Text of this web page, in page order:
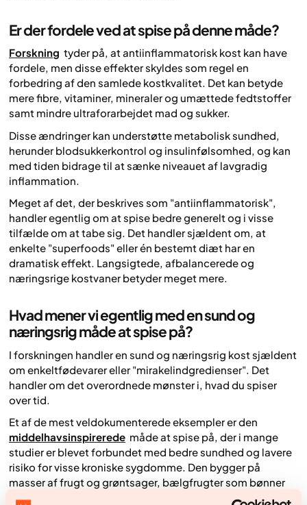
Er der fordele ved at spise på denne måde?
Forskning tyder på, at antiinflammatorisk kost kan have
fordele, men disse effekter skyldes som regel en
forbedring af den samlede kostkvalitet. Det kan betyde
mere fibre, vitaminer, mineraler og umættede fedtstoffer
samt mindre ultraforarbejdet mad og sukker.
Disse ændringer kan understøtte metabolisk sundhed,
herunder blodsukkerkontrol og insulinfølsomhed, og kan
med tiden bidrage til at sænke niveauet af lavgradig
inflammation.
Meget af det, der beskrives som "antiinflammatorisk",
handler egentlig om at spise bedre generelt og i visse
tilfælde om at tabe sig. Det handler sjældent om, at
enkelte "superfoods" eller én bestemt diæt har en
dramatisk effekt. Langsigtede, afbalancerede og
næringsrige kostvaner betyder meget mere.
Hvad mener vi egentlig med en sund og
næringsrig måde at spise på?
I forskningen handler en sund og næringsrig kost sjældent
om enkeltfødevarer eller "mirakelindgredienser". Det
handler om det overordnede mønster i, hvad du spiser
over tid.
Et af de mest veldokumenterede eksempler er den
middelhavsinspirerede måde at spise på, der i mange
studier er blevet forbundet med bedre sundhed og lavere
risiko for visse kroniske sygdomme. Den bygger på
masser af frugt og grøntsager, bælgfrugter som bønner
og linser, fuldkorn, nødder og olivenolie. Det giver mange